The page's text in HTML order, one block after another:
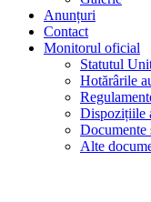
Anunțuri
Contact
Monitorul oficial
Statutul
Hotărârile
Dispozițiile
Alte